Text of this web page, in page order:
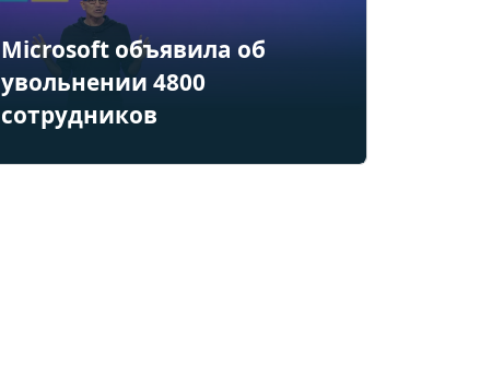
Microsoft объявила об
увольнении 4800
сотрудников